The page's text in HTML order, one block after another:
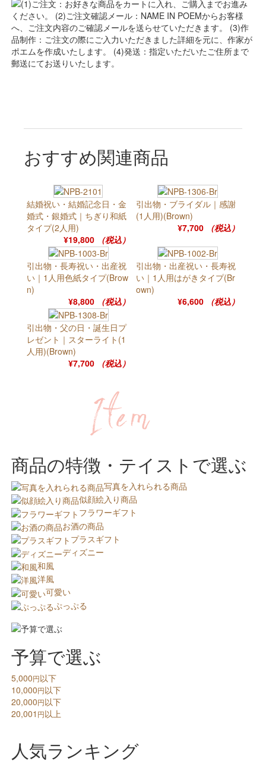
おすすめ関連商品
結婚祝い・結婚記念日・金
婚式・銀婚式｜ちぎり和紙
タイプ(2人用)
¥19,800
（税込）
引出物・ブライダル｜感謝
(1人用)(Brown)
¥7,700
（税込）
引出物・長寿祝い・出産祝
い｜1人用色紙タイプ(Brow
n)
¥8,800
（税込）
引出物・出産祝い・長寿祝
い｜1人用はがきタイプ(Br
own)
¥6,600
（税込）
引出物・父の日・誕生日プ
レゼント｜スターライト(1
人用)(Brown)
¥7,700
（税込）
商品の特徴・テイストで選ぶ
写真を入れられる商品
似顔絵入り商品
フラワーギフト
お酒の商品
プラスギフト
ディズニー
和風
洋風
可愛い
ぷっぷる
予算で選ぶ
5,000円以下
10,000円以下
20,000円以下
20,001 円以上
人気ランキング